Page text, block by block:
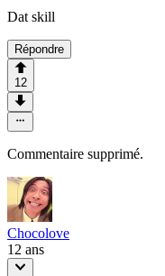
Dat skill
Répondre
12
Commentaire supprimé.
Chocolove
12 ans